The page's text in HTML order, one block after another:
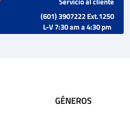
(601) 3907222 Ext.1250
L-V 7:30 am a 4:30 pm
GÉNEROS